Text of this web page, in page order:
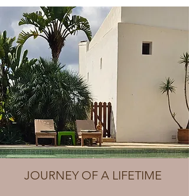
JOURNEY OF A LIFETIME